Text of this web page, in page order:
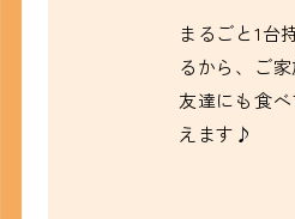
まるごと1台
るから、ご
友達にも食べ
えます♪